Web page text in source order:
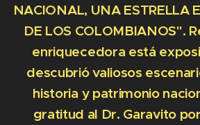
NACIONAL, UNA ESTRELLA
DE LOS COLOMBIANOS".
enriquecedora está
descubrió valiosos
historia y patrimonio
gratitud al Dr. Garavito